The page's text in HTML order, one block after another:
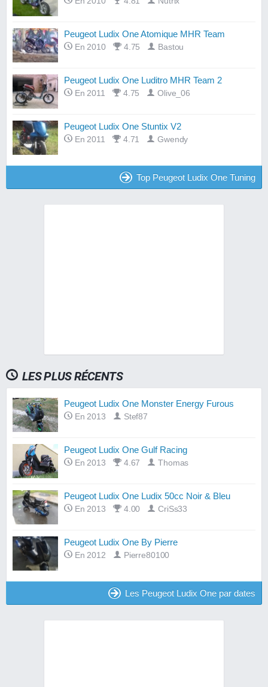
Peugeot Ludix One Atomique MHR Team
En 2010 4.75 Bastou
Peugeot Ludix One Luditro MHR Team 2
En 2011 4.75 Olive_06
Peugeot Ludix One Stuntix V2
En 2011 4.71 Gwendy
Top Peugeot Ludix One Tuning
LES PLUS RÉCENTS
Peugeot Ludix One Monster Energy Furous
En 2013 Stef87
Peugeot Ludix One Gulf Racing
En 2013 4.67 Thomas
Peugeot Ludix One Ludix 50cc Noir & Bleu
En 2013 4.00 CriSs33
Peugeot Ludix One By Pierre
En 2012 Pierre80100
Les Peugeot Ludix One par dates